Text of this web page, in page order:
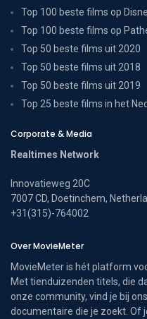
Top 100 beste films op
Top 100 beste films op
Top 50 beste films uit 2020
Top 50 beste films uit 2018
Top 50 beste films uit 2019
Top 25 beste films in het
Corporate & Media
Realtimes Network
Innovatieweg 20C
7007 CD, Doetinchem,
+31(315)-764002
Over MovieMeter
MovieMeter is hét platform
Met tienduizenden titels, die
onze community, vind je bij
documentaire die je zoekt. Of